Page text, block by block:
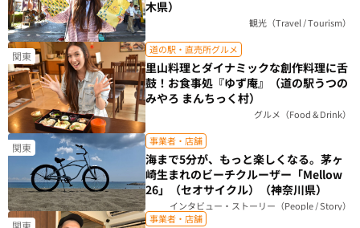
木県）
観光（Travel / Tourism）
関東 道の駅・直売所グルメ
里山料理とダイナミックな創作料理に舌
鼓！お食事処『ゆず庵』（道の駅うつの
みやろ まんちっく村）
グルメ（Food & Drink）
関東 事業者・店舗
海まで5分が、もっと楽しくなる。茅ヶ
崎生まれのビーチクルーザー「Mellow
26」（セオサイクル）（神奈川県）
インタビュー・ストーリー（People / Story）
事業者・店舗